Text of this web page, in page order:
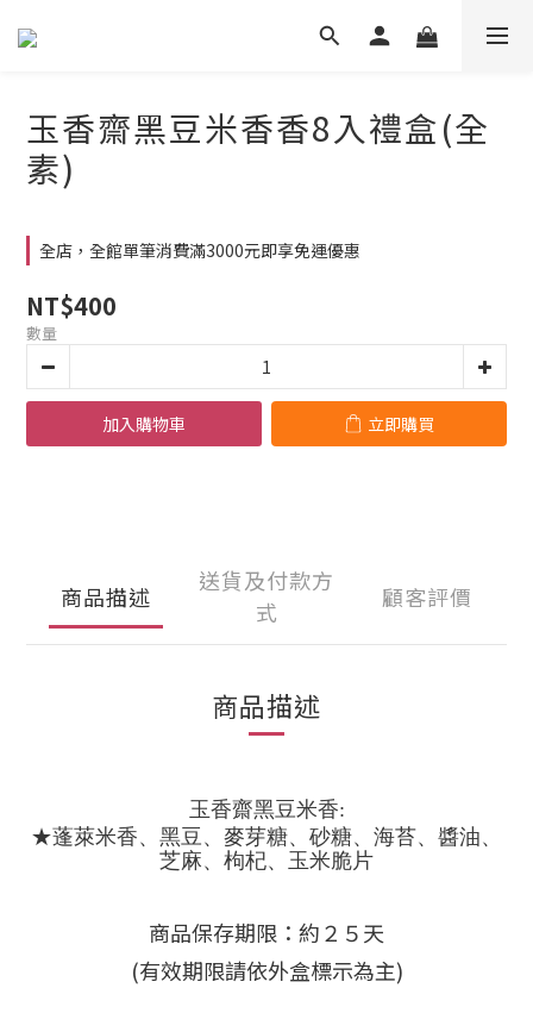
玉香齋黑豆米香香8入禮盒(全
素)
全店，全館單筆消費滿3000元即享免運優惠
NT$400
數量
加入購物車 立即購買
商品描述
送貨及付款方
式
顧客評價
商品描述
玉香齋黑豆米香:
★蓬萊米香、黑豆、麥芽糖、砂糖、海苔、醬油、
芝麻、枸杞、玉米脆片
商品保存期限：約２５天
(有效期限請依外盒標示為主)